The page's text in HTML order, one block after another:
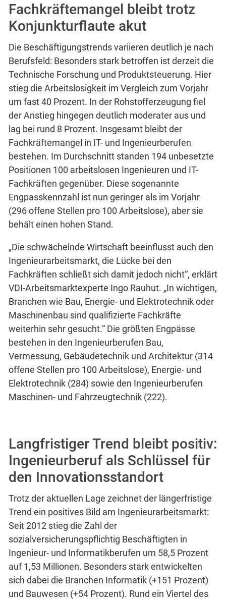
Fachkräftemangel bleibt trotz
Konjunkturflaute akut
Die Beschäftigungstrends variieren deutlich je nach
Berufsfeld: Besonders stark betroffen ist derzeit die
Technische Forschung und Produktsteuerung. Hier
stieg die Arbeitslosigkeit im Vergleich zum Vorjahr
um fast 40 Prozent. In der Rohstofferzeugung fiel
der Anstieg hingegen deutlich moderater aus und
lag bei rund 8 Prozent. Insgesamt bleibt der
Fachkräftemangel in IT- und Ingenieurberufen
bestehen. Im Durchschnitt standen 194 unbesetzte
Positionen 100 arbeitslosen Ingenieuren und IT-
Fachkräften gegenüber. Diese sogenannte
Engpasskennzahl ist nun geringer als im Vorjahr
(296 offene Stellen pro 100 Arbeitslose), aber sie
behält einen hohen Stand.
„Die schwächelnde Wirtschaft beeinflusst auch den
Ingenieurarbeitsmarkt, die Lücke bei den
Fachkräften schließt sich damit jedoch nicht“, erklärt
VDI-Arbeitsmarktexperte Ingo Rauhut. „In wichtigen,
Branchen wie Bau, Energie- und Elektrotechnik oder
Maschinenbau sind qualifizierte Fachkräfte
weiterhin sehr gesucht.“ Die größten Engpässe
bestehen in den Ingenieurberufen Bau,
Vermessung, Gebäudetechnik und Architektur (314
offene Stellen pro 100 Arbeitslose), Energie- und
Elektrotechnik (284) sowie den Ingenieurberufen
Maschinen- und Fahrzeugtechnik (222).
Langfristiger Trend bleibt positiv:
Ingenieurberuf als Schlüssel für
den Innovationsstandort
Trotz der aktuellen Lage zeichnet der längerfristige
Trend ein positives Bild am Ingenieurarbeitsmarkt:
Seit 2012 stieg die Zahl der
sozialversicherungspflichtig Beschäftigten in
Ingenieur- und Informatikberufen um 58,5 Prozent
auf 1,53 Millionen. Besonders stark entwickelten
sich dabei die Branchen Informatik (+151 Prozent)
und Bauwesen (+54 Prozent). Rund ein Viertel des